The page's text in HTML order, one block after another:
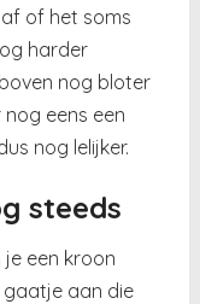
of het soms
harder
nog bloter
eens een
nog lelijker.
steeds
een kroon
aan die